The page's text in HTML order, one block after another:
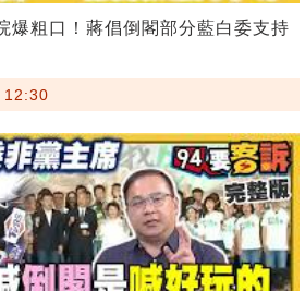
爆粗口！蔣倡倒閣部分藍白委支持
12:30